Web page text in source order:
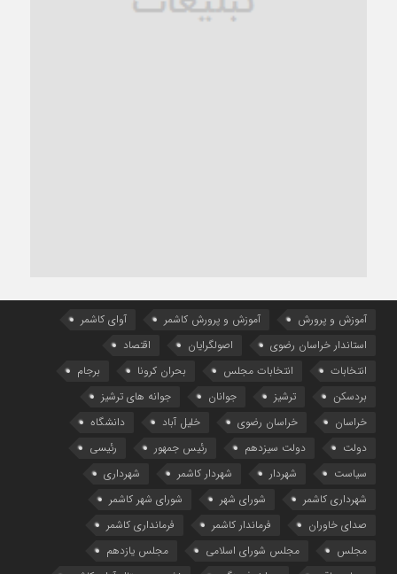
آموزش و پرورش آموزش و پرورش کاشمر
آوای کاشمر
استاندار خراسان رضوی
اصولگرایان
اقتصاد
انتخابات
انتخابات مجلس بحران کرونا
برجام
بردسکن
ترشیز جوانان
جوانه های ترشیز
خراسان
خراسان رضوی خلیل آباد
دانشگاه
دولت
دولت سیزدهم رئیس جمهور
رئیسی
سیاست
شهردار شهردار کاشمر
شهرداری
شهرداری کاشمر
شورای شهر
شورای شهر کاشمر
صدای خاوران
فرماندار کاشمر
فرمانداری کاشمر
مجلس
مجلس شورای اسلامی
مجلس یازدهم